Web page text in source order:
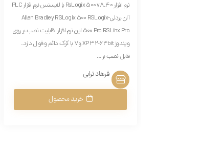
نرم افزار RsLogix 500 v8.40 با لایسنس نرم افزار PLC
آلن بردلی-Allen Bradley RSLogix 500 RSLogix
500 Pro RSLinx Pro این نرم افزار قابلیت نصب بر روی
ویندوز XP 32-64bit و7 با کرک دائم و فول دارد.
قابل نصب بر...
فرهاد ترابی
خرید محصول